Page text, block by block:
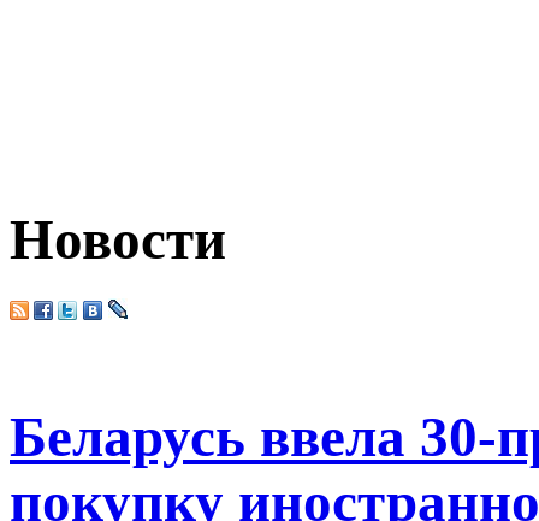
Новости
Беларусь ввела
покупку